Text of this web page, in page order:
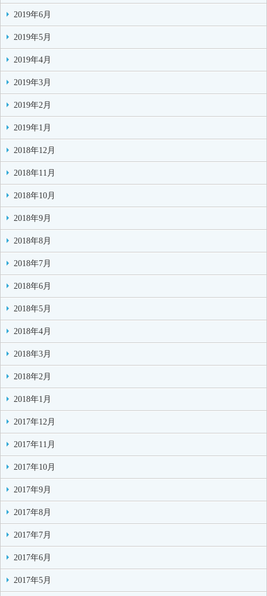
2019年6月
2019年5月
2019年4月
2019年3月
2019年2月
2019年1月
2018年12月
2018年11月
2018年10月
2018年9月
2018年8月
2018年7月
2018年6月
2018年5月
2018年4月
2018年3月
2018年2月
2018年1月
2017年12月
2017年11月
2017年10月
2017年9月
2017年8月
2017年7月
2017年6月
2017年5月